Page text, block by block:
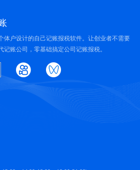
体户设计的自己记账报税软件。让创业者不需要
账公司，零基础搞定公司记账报税。